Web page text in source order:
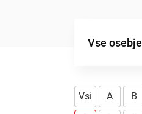
Vse osebje
Vsi A B